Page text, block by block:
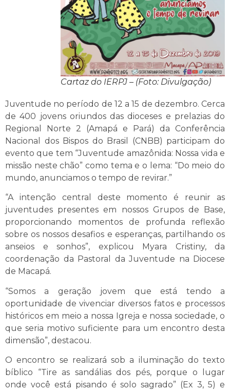
Cartaz do IERPJ – (Foto: Divulgação)
Juventude no período de 12 a 15 de dezembro. Cerca
de 400 jovens oriundos das dioceses e prelazias do
Regional Norte 2 (Amapá e Pará) da Conferência
Nacional dos Bispos do Brasil (CNBB) participam do
evento que tem “Juventude amazônida: Nossa vida e
missão neste chão” como tema e o lema: “Do meio do
mundo, anunciamos o tempo de revirar.”
“A intenção central deste momento é reunir as
juventudes presentes em nossos Grupos de Base,
proporcionando momentos de profunda reflexão
sobre os nossos desafios e esperanças, partilhando os
anseios e sonhos”, explicou Myara Cristiny, da
coordenação da Pastoral da Juventude na Diocese
de Macapá.
“Somos a geração jovem que está tendo a
oportunidade de vivenciar diversos fatos e processos
históricos em meio a nossa Igreja e nossa sociedade, o
que seria motivo suficiente para um encontro desta
dimensão”, destacou.
O encontro se realizará sob a iluminação do texto
bíblico “Tire as sandálias dos pés, porque o lugar
onde você está pisando é solo sagrado” (Ex 3, 5) e